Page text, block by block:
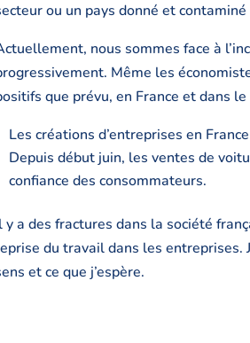
ou un pays donné et
nous sommes face à
Même les
que prévu, en France et dans le
Les créations d’entreprises en
Depuis début juin, les ventes de
confiance des consommateurs.
y a des fractures dans la société
du travail dans les entreprises.
et ce que j’espère.